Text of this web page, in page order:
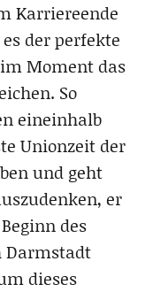
Karriereende
der perfekte
Moment das
So
eineinhalb
Unionzeit der
und geht
er
des
Darmstadt
dieses